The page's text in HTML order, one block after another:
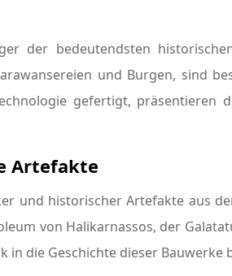
der bedeutendsten
und Burgen, sind
gefertigt, präsentieren
Artefakte
und historischer Artefakte aus
von Halikarnassos, der
in die Geschichte dieser Bauwerke